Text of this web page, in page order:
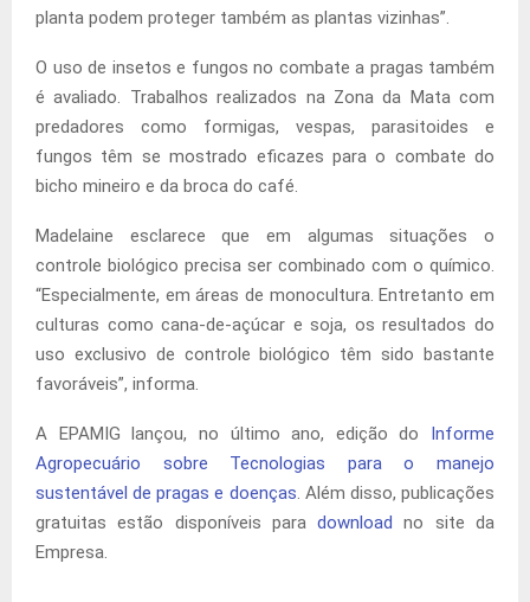
planta podem proteger também as plantas vizinhas”.
O uso de insetos e fungos no combate a pragas também
é avaliado. Trabalhos realizados na Zona da Mata com
predadores como formigas, vespas, parasitoides e
fungos têm se mostrado eficazes para o combate do
bicho mineiro e da broca do café.
Madelaine esclarece que em algumas situações o
controle biológico precisa ser combinado com o químico.
“Especialmente, em áreas de monocultura. Entretanto em
culturas como cana-de-açúcar e soja, os resultados do
uso exclusivo de controle biológico têm sido bastante
favoráveis”, informa.
A EPAMIG lançou, no último ano, edição do Informe
Agropecuário sobre Tecnologias para o manejo
sustentável de pragas e doenças . Além disso, publicações
gratuitas estão disponíveis paradownload no site da
Empresa.